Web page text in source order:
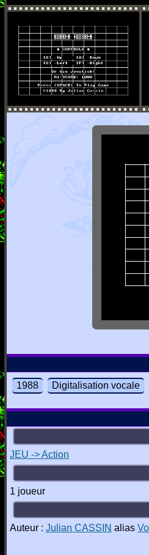
1988 Digitalisation vocale
JEU -> Action
1 joueur
Auteur : Julian CASSIN alias